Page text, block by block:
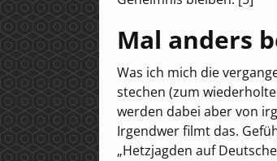
Mal anders
Was ich mich die
stechen (zum
werden dabei aber von
Irgendwer filmt das.
„Hetzjagden auf